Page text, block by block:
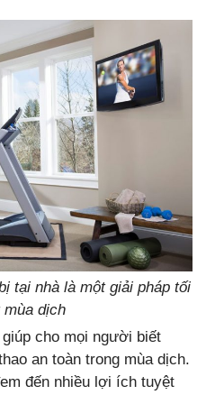
tại nhà là một giải pháp tối
dịch
cho mọi người biết
an toàn trong mùa dịch.
đến nhiều lợi ích tuyệt